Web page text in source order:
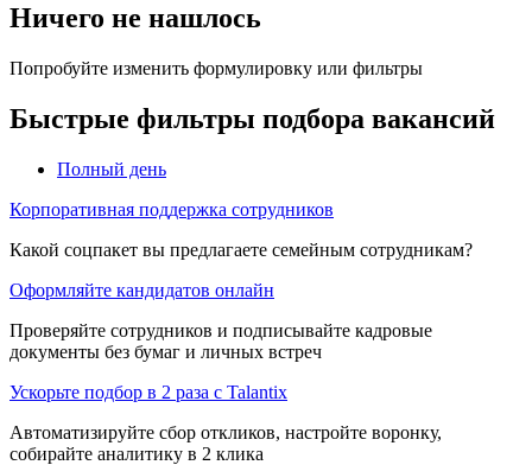
Ничего не нашлось
Попробуйте изменить формулировку или фильтры
Быстрые фильтры подбора вакансий
Полный день
Корпоративная поддержка сотрудников
Какой соцпакет вы предлагаете семейным сотрудникам?
Оформляйте кандидатов онлайн
Проверяйте сотрудников и подписывайте кадровые
документы без бумаг и личных встреч
Ускорьте подбор в 2 раза с Talantix
Автоматизируйте сбор откликов, настройте воронку,
собирайте аналитику в 2 клика